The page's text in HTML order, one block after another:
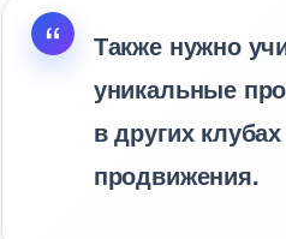
Также нужно
уникальные
других клубах
продвижения.